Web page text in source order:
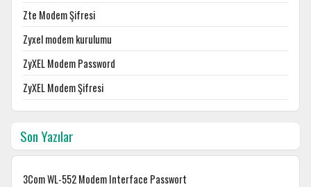
Zte Modem Şifresi
Zyxel modem kurulumu
ZyXEL Modem Password
ZyXEL Modem Şifresi
Son Yazılar
3Com WL-552 Modem Interface Passwort